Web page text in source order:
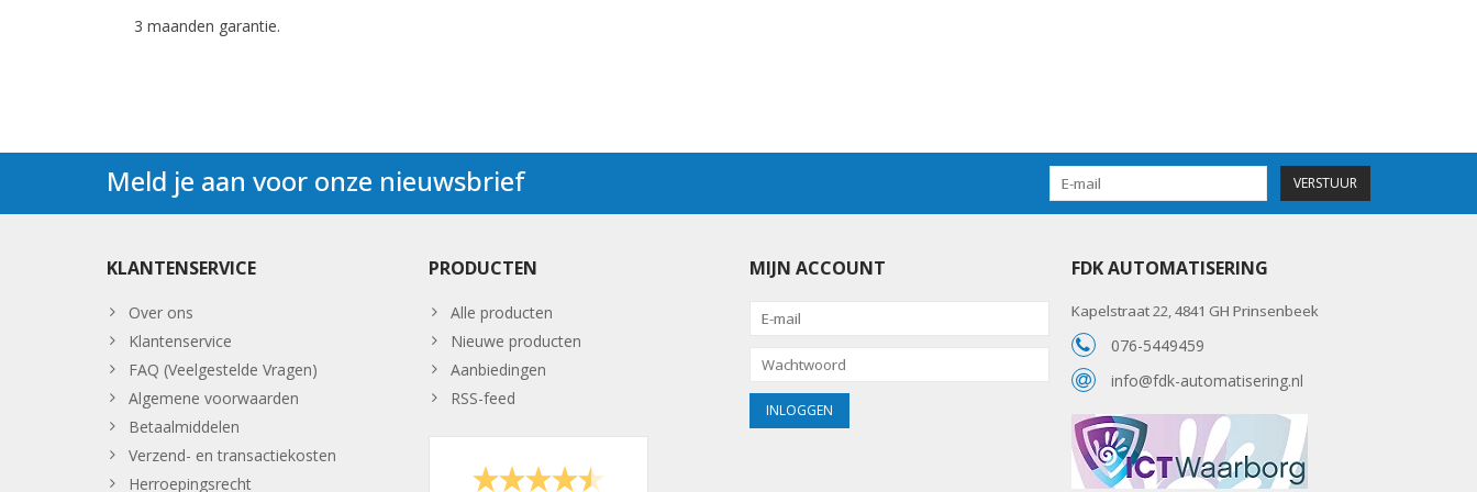
3 maanden garantie.
Meld je aan voor onze nieuwsbrief VERSTUUR
KLANTENSERVICE
Over ons
Klantenservice
FAQ (Veelgestelde Vragen)
Algemene voorwaarden
Betaalmiddelen
Verzend- en transactiekosten
Herroepingsrecht
PRODUCTEN
Alle producten
Nieuwe producten
Aanbiedingen
RSS-feed
MIJN ACCOUNT FDK AUTOMATISERING
Kapelstraat 22, 4841 GH Prinsenbeek
076-5449459
info@fdk-automatisering.nl